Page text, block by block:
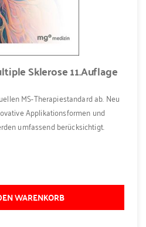
Sklerose 11.Auflage
MS-Therapiestandard ab. Neu
Applikationsformen und
umfassend berücksichtigt.
WARENKORB